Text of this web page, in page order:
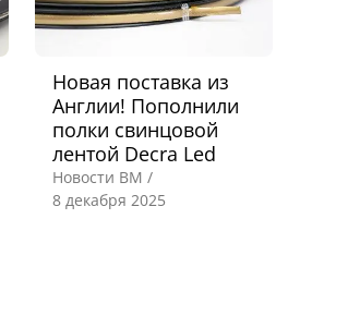
Новая поставка из
Англии! Пополнили
полки свинцовой
лентой Decra Led
Новости ВМ /
8 декабря 2025